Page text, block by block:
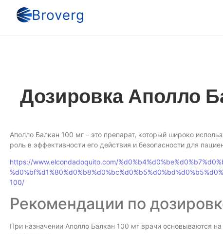
Дозировка Аполло
Аполло Балкан 100 мг – это препарат, который широко
роль в эффективности его действия и безопасности для
https://www.elcondadoquito.com/
100/
Рекомендации по
При назначении Аполло Балкан 100 мг врачи основываются